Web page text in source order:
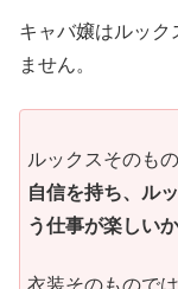
キャバ嬢はルック
ません。
ルックスそのも
自信を持ち、ル
う仕事が楽しい